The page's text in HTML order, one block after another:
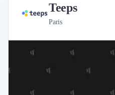
Teeps
Paris